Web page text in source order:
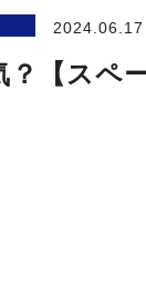
2024.06.17
？【スペ